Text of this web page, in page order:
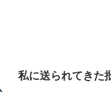
私に送られてきた